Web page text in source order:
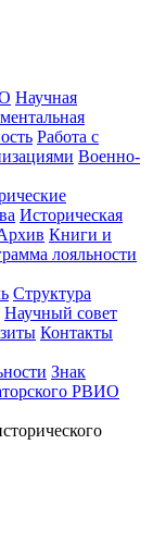
Научная
Работа с
Военно-
Историческая
Книги и
лояльности
Структура
Научный совет
Контакты
Знак
РВИО